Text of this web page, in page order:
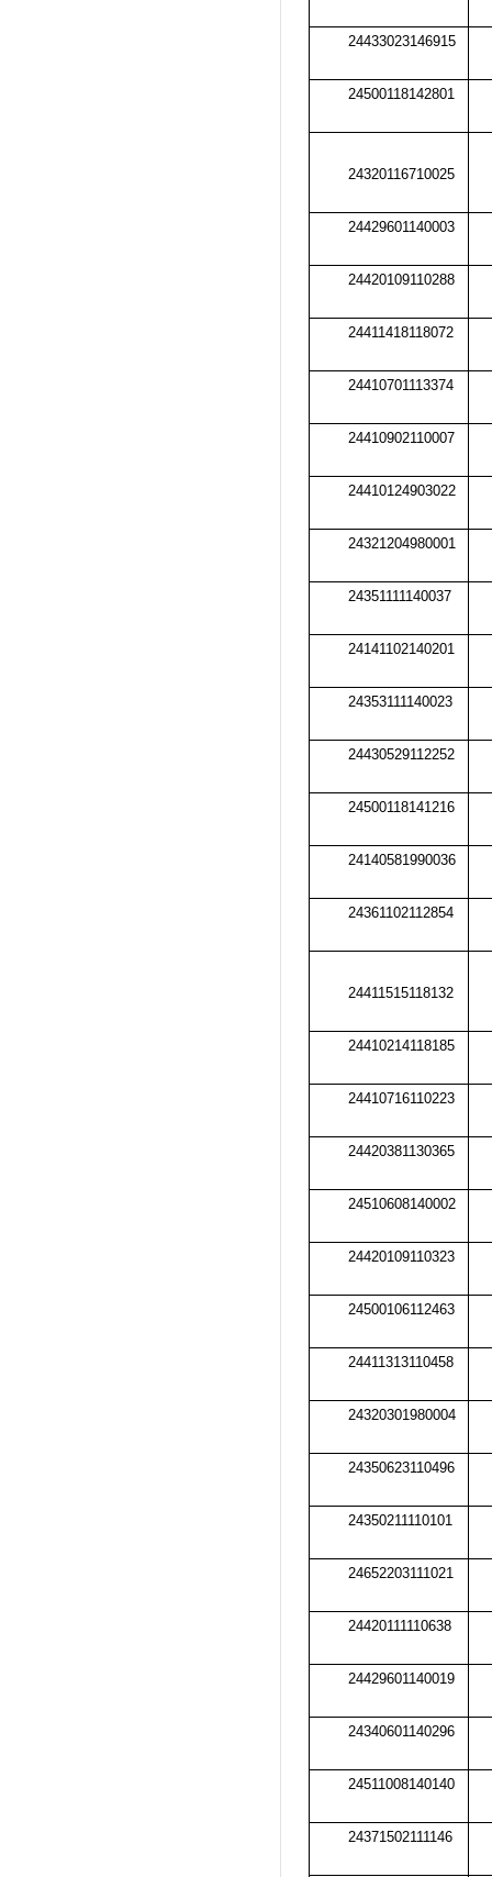
24433023146915
24500118142801
24320116710025
24429601140003
24420109110288
24411418118072
24410701113374
24410902110007
24410124903022
24321204980001
24351111140037
24141102140201
24353111140023
24430529112252
24500118141216
24140581990036
24361102112854
24411515118132
24410214118185
24410716110223
24420381130365
24510608140002
24420109110323
24500106112463
24411313110458
24320301980004
24350623110496
24350211110101
24652203111021
24420111110638
24429601140019
24340601140296
24511008140140
24371502111146